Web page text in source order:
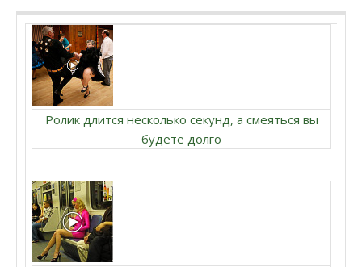
Ролик длится несколько секунд, а смеяться вы
будете долго